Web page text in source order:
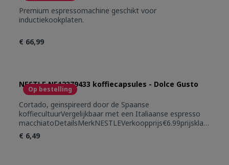
Premium espressomachine geschikt voor
inductiekookplaten.
€ 66,99
Op bestelling
NESTLE NE12379433 koffiecapsules - Dolce Gusto
Cortado, geinspireerd door de Spaanse
koffiecultuurVergelijkbaar met een Italiaanse espresso
macchiatoDetailsMerkNESTLEVerkoopprijs€6.99prijsklas
se0-20 euro
€ 6,49